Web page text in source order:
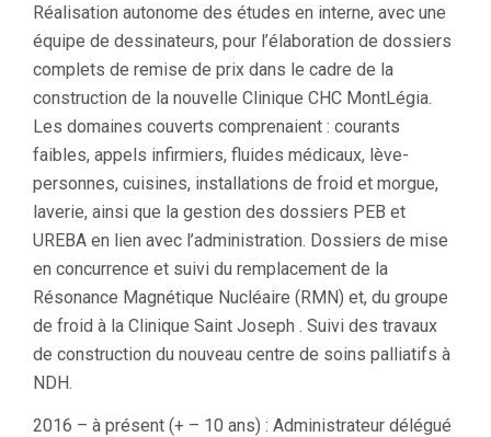
Réalisation autonome des études en interne, avec une
équipe de dessinateurs, pour l’élaboration de dossiers
complets de remise de prix dans le cadre de la
construction de la nouvelle Clinique CHC MontLégia.
Les domaines couverts comprenaient : courants
faibles, appels infirmiers, fluides médicaux, lève-
personnes, cuisines, installations de froid et morgue,
laverie, ainsi que la gestion des dossiers PEB et
UREBA en lien avec l’administration. Dossiers de mise
en concurrence et suivi du remplacement de la
Résonance Magnétique Nucléaire (RMN) et, du groupe
de froid à la Clinique Saint Joseph . Suivi des travaux
de construction du nouveau centre de soins palliatifs à
NDH.
2016 – à présent (+ – 10 ans) : Administrateur délégué